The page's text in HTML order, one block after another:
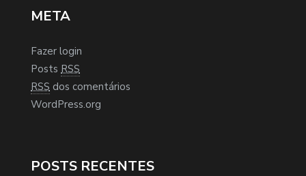
META
Fazer login
Posts RSS
RSS dos comentários
WordPress.org
POSTS RECENTES